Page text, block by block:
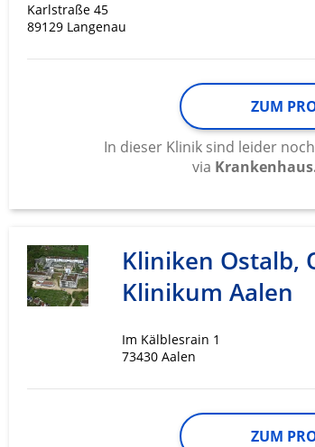
Karlstraße 45
89129 Langenau
ZUM
In dieser Klinik sind leider
via
Kliniken Ostalb,
Klinikum Aalen
Im Kälblesrain 1
73430 Aalen
ZUM